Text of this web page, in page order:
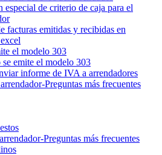
especial de criterio de caja para el
facturas emitidas y recibidas en
el modelo 303
se emite el modelo 303
informe de IVA a arrendadores
Preguntas más frecuentes‎
Preguntas más frecuentes‎